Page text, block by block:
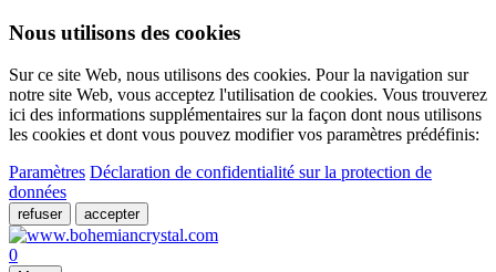
Nous utilisons des cookies
Sur ce site Web, nous utilisons des cookies. Pour la navigation sur
notre site Web, vous acceptez l'utilisation de cookies. Vous trouverez
ici des informations supplémentaires sur la façon dont nous utilisons
les cookies et dont vous pouvez modifier vos paramètres prédéfinis:
Paramètres Déclaration de confidentialité sur la protection de
données
refuser accepter
0